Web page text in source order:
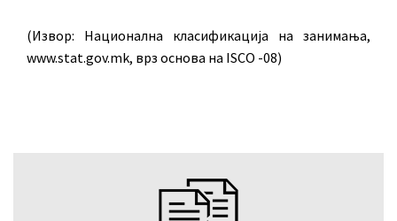
(Извор: Национална класификација на занимања,
www.stat.gov.mk, врз основа на ISCO -08)